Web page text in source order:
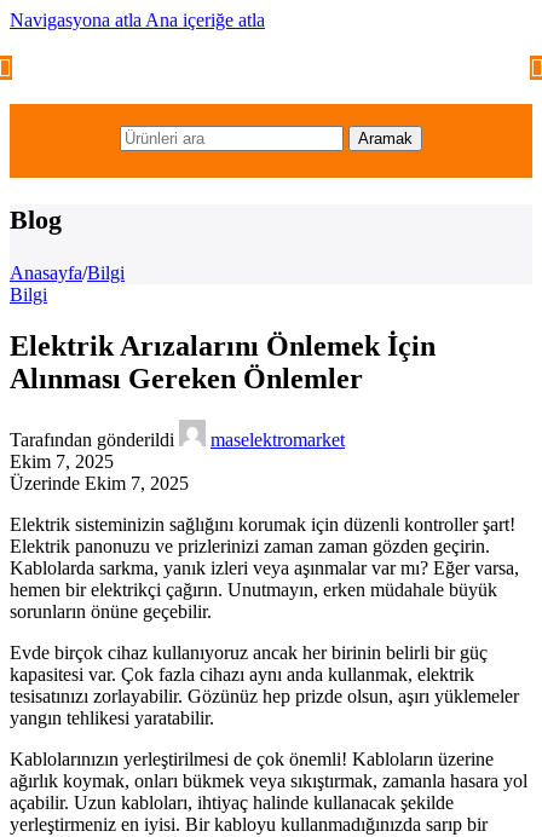
Navigasyona atla Ana içeriğe atla
Aramak
Blog
Anasayfa/Bilgi
Bilgi
Elektrik Arızalarını Önlemek İçin
Alınması Gereken Önlemler
Tarafından gönderildi
maselektromarket
Ekim 7, 2025
Üzerinde Ekim 7, 2025
Elektrik sisteminizin sağlığını korumak için düzenli kontroller şart!
Elektrik panonuzu ve prizlerinizi zaman zaman gözden geçirin.
Kablolarda sarkma, yanık izleri veya aşınmalar var mı? Eğer varsa,
hemen bir elektrikçi çağırın. Unutmayın, erken müdahale büyük
sorunların önüne geçebilir.
Evde birçok cihaz kullanıyoruz ancak her birinin belirli bir güç
kapasitesi var. Çok fazla cihazı aynı anda kullanmak, elektrik
tesisatınızı zorlayabilir. Gözünüz hep prizde olsun, aşırı yüklemeler
yangın tehlikesi yaratabilir.
Kablolarınızın yerleştirilmesi de çok önemli! Kabloların üzerine
ağırlık koymak, onları bükmek veya sıkıştırmak, zamanla hasara yol
açabilir. Uzun kabloları, ihtiyaç halinde kullanacak şekilde
yerleştirmeniz en iyisi. Bir kabloyu kullanmadığınızda sarıp bir